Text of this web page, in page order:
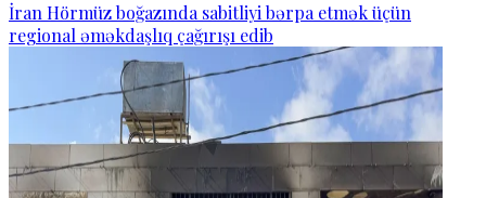
İran Hörmüz boğazında sabitliyi bərpa etmək üçün
regional əməkdaşlıq çağırışı edib